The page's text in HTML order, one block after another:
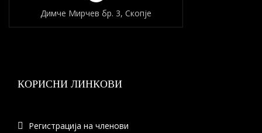
Димче Мирчев бр. 3, Скопје
КОРИСНИ ЛИНКОВИ
Регистрација на членови